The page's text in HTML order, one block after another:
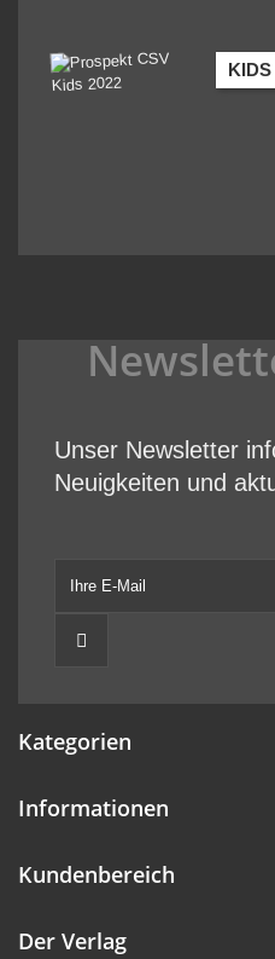
KIDS
Unser Newsletter
Neuigkeiten und
Kategorien
Informationen
Kundenbereich
Der Verlag